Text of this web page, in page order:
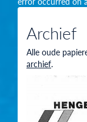
Archief
Alle oude
archief.